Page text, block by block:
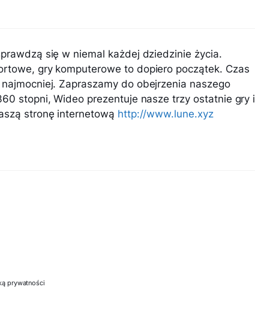
się w niemal każdej dziedzinie życia.
gry komputerowe to dopiero początek. Czas
Zapraszamy do obejrzenia naszego
stopni, Wideo prezentuje nasze trzy ostatnie gry i
stronę internetową http://www.lune.xyz
prywatności